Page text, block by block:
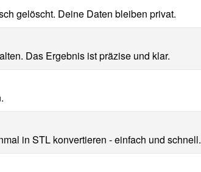
gelöscht. Deine Daten bleiben privat.
Das Ergebnis ist präzise und klar.
in STL konvertieren - einfach und schnell.